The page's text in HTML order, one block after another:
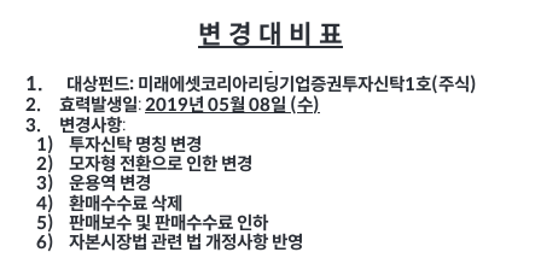
변 경 대 비 표
1. 대상펀드: 미래에셋코리아리딩기업증권투자신탁1호(주식)
2.
효력발생일:2019년05월08일 (수)
3.
변경사항:
1)
투자신탁 명칭 변경
2)
모자형 전환으로 인한 변경
3)
운용역 변경
4)
환매수수료 삭제
5)
판매보수 및 판매수수료 인하
6)
자본시장법 관련 법 개정사항 반영